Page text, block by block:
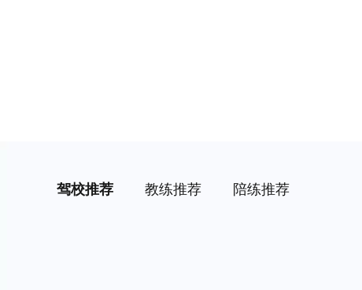
驾校推荐 教练推荐 陪练推荐